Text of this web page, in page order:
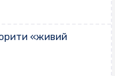
«живий